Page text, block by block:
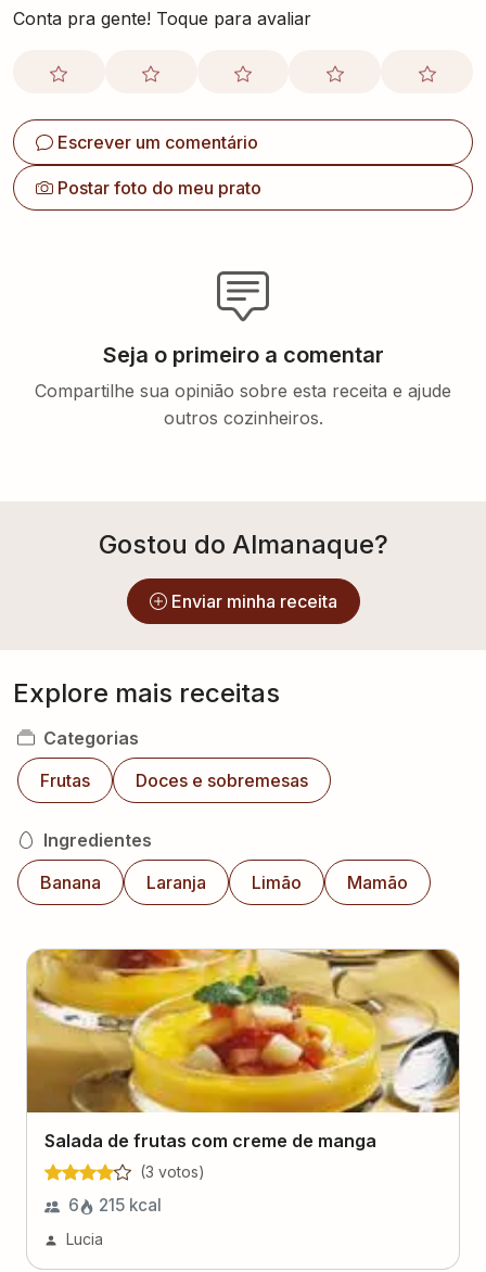
Conta pra gente! Toque para avaliar
Escrever um comentário
Postar foto do meu prato
Seja o primeiro a comentar
Compartilhe sua opinião sobre esta receita e ajude
outros cozinheiros.
Gostou do Almanaque?
Enviar minha receita
Explore mais receitas
Categorias
Frutas
Doces e sobremesas
Ingredientes
Banana
Laranja Limão Mamão
Salada de frutas com creme de manga
(3 votos)
6 215 kcal
Lucia